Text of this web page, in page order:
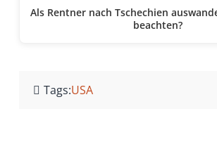
Als Rentner nach Tschechien
beachten?
Tags:USA